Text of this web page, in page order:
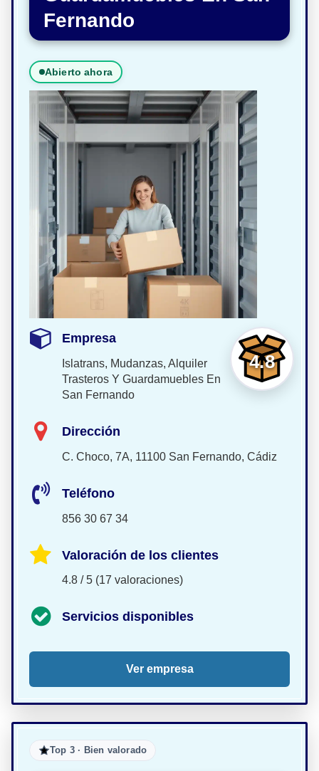
Fernando
Abierto ahora
4.8
Empresa
Islatrans, Mudanzas, Alquiler
Trasteros Y Guardamuebles En
San Fernando
Dirección
C. Choco, 7A, 11100 San Fernando, Cádiz
Teléfono
856 30 67 34
Valoración de los clientes
4.8 / 5 (17 valoraciones)
Servicios disponibles
Ver empresa
Top 3 · Bien valorado